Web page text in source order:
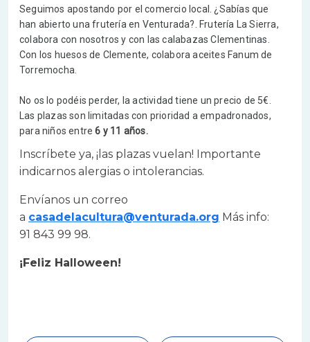
Seguimos apostando por el comercio local. ¿Sabías que
han abierto una frutería en Venturada?. Frutería La Sierra,
colabora con nosotros y con las calabazas Clementinas.
Con los huesos de Clemente, colabora aceites Fanum de
Torremocha.
No os lo podéis perder, la actividad tiene un precio de 5€.
Las plazas son limitadas con prioridad a empadronados,
para niños entre6 y 11 años.
Inscríbete ya, ¡las plazas vuelan! Importante
indicarnos alergias o intolerancias.
Envíanos un correo
a casadelacultura@venturada.org Más info:
91 843 99 98.
¡Feliz Halloween!